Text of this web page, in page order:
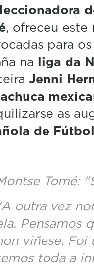
, ofreceu este
para
na liga da
Jenni
as
de
Tomé:
outra vez
Pensamos
viñese. Foi
toda a